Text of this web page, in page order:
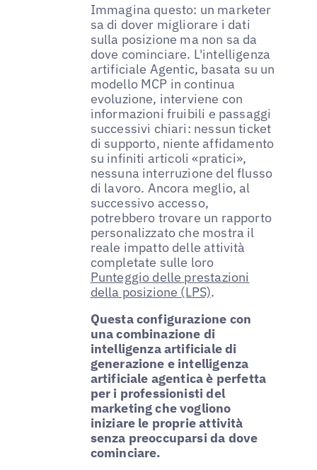
Immagina questo: un marketer
sa di dover migliorare i dati
sulla posizione ma non sa da
dove cominciare. L'intelligenza
artificiale Agentic, basata su un
modello MCP in continua
evoluzione, interviene con
informazioni fruibili e passaggi
successivi chiari: nessun ticket
di supporto, niente affidamento
su infiniti articoli «pratici»,
nessuna interruzione del flusso
di lavoro. Ancora meglio, al
successivo accesso,
potrebbero trovare un rapporto
personalizzato che mostra il
reale impatto delle attività
completate sulle loro
Punteggio delle prestazioni
della posizione (LPS).
Questa configurazione con
una combinazione di
intelligenza artificiale di
generazione e intelligenza
artificiale agentica è perfetta
per i professionisti del
marketing che vogliono
iniziare le proprie attività
senza preoccuparsi da dove
cominciare.